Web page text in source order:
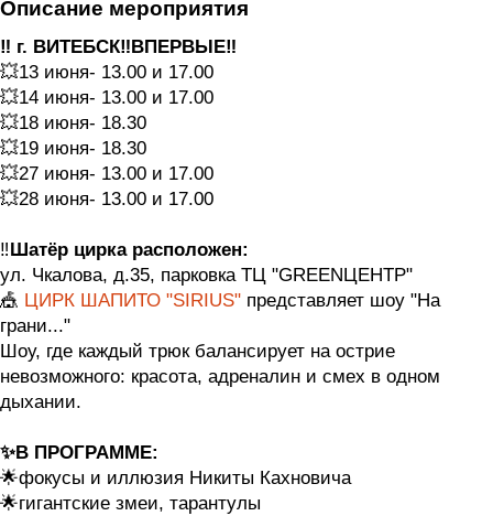
Описание мероприятия
‼️ г. ВИТЕБСК‼️ВПЕРВЫЕ‼️
💥13 июня- 13.00 и 17.00
💥14 июня- 13.00 и 17.00
💥18 июня- 18.30
💥19 июня- 18.30
💥27 июня- 13.00 и 17.00
💥28 июня- 13.00 и 17.00
‼️ Шатёр цирка расположен:
ул. Чкалова, д.35, парковка ТЦ "GREENЦЕНТР"
🎪 ЦИРК ШАПИТО "SIRIUS" представляет шоу "На
грани..."
Шоу, где каждый трюк балансирует на острие
невозможного: красота, адреналин и смех в одном
дыхании.
✨В ПРОГРАММЕ:
🌟фокусы и иллюзия Никиты Кахновича
🌟гигантские змеи, тарантулы